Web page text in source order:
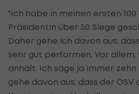
"Ich habe in meinen ersten 100
Präsidentin über 30 Siege
Daher gehe ich davon aus,
sehr gut performen. Vor allem,
anhält. Ich sage ja immer zehn
gehe davon aus, dass der